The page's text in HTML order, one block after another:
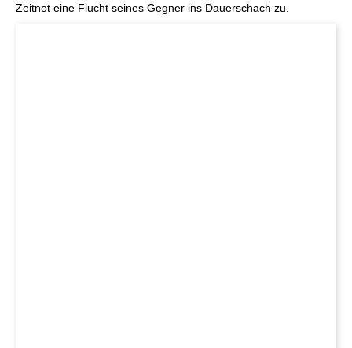
Zeitnot eine Flucht seines Gegner ins Dauerschach zu.